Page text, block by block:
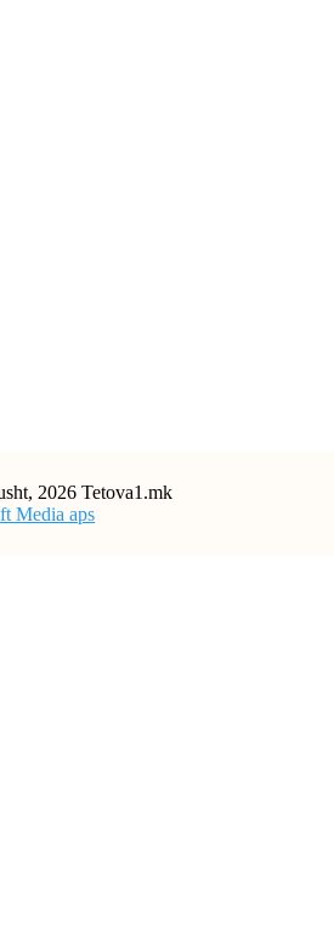
2026 Tetova1.mk
Media aps